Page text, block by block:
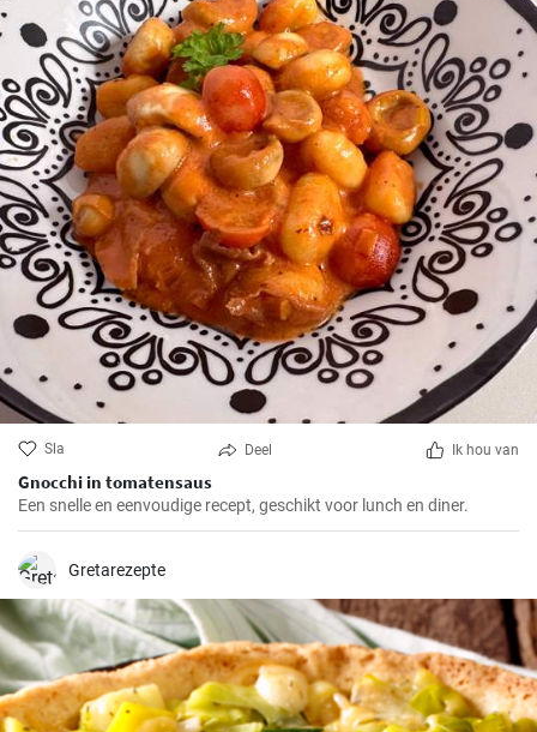
Sla Deel Ik hou van
Gnocchi in tomatensaus
Een snelle en eenvoudige recept, geschikt voor lunch en diner.
Gretarezepte